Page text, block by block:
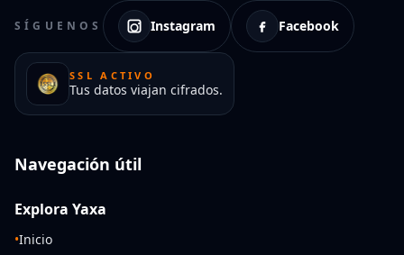
SÍGUENOS Instagram Facebook
SSL ACTIVO
Tus datos viajan cifrados.
Navegación útil
Explora Yaxa
•Inicio